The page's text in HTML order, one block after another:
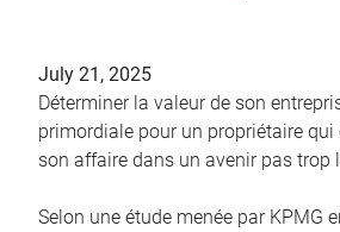
July 21, 2025
Déterminer la valeur de son
primordiale pour un propriétaire qui
son affaire dans un avenir pas trop
Selon une étude menée par KPMG